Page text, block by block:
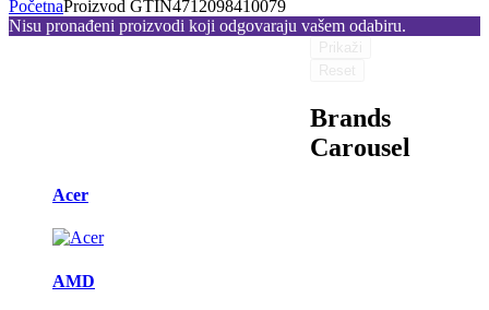
PočetnaProizvod GTIN4712098410079
Nisu pronađeni proizvodi koji odgovaraju vašem odabiru.
Brands
Carousel
Acer
AMD